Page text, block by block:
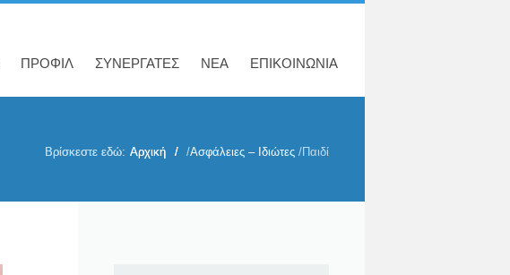
ΠΡΟΦΙΛ ΣΥΝΕΡΓΑΤΕΣ ΝΕΑ ΕΠΙΚΟΙΝΩΝΙΑ
Βρίσκεστε εδώ: Αρχική /Ασφάλειες – Ιδιώτες /Παιδί